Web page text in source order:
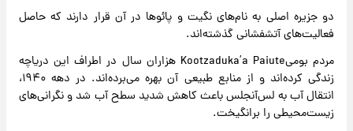
دو جزیره اصلی به نام‌های نگیت و پائوها در آن قرار دارند که حاصل
فعالیت‌های آتشفشانی گذشته‌اند.
مردم بومیKootzaduka’a Paiute هزاران سال در اطراف این دریاچه
زندگی کرده‌اند و از منابع طبیعی آن بهره می‌برده‌اند. در دهه ۱۹۴۰،
انتقال آب به لس‌آنجلس باعث کاهش شدید سطح آب شد و نگرانی‌های
زیست‌محیطی را برانگیخت.